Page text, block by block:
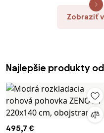
Zobraziť
Najlepšie produkty od
495,7 €